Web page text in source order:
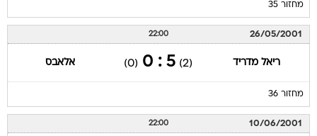
מחזור 35
26/05/2001
22:00
ריאל מדריד (2)
5 : 0
(0) אלאבס
מחזור 36
10/06/2001
22:00